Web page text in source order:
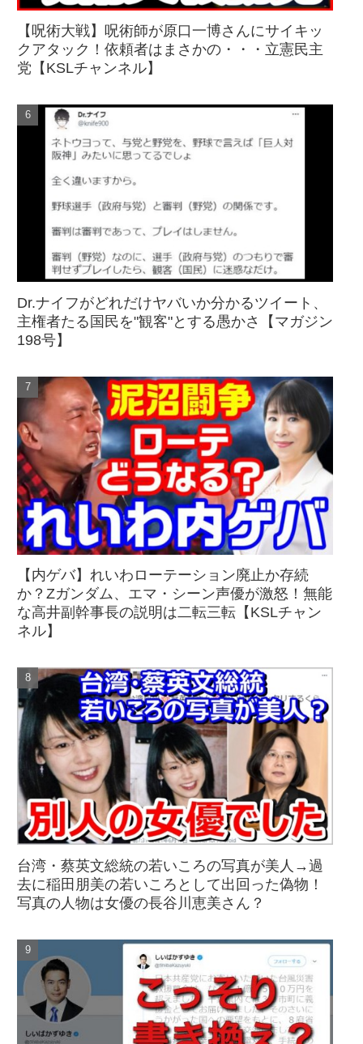
【呪術大戦】呪術師が原口一博さんにサイキッ
クアタック！依頼者はまさかの・・・立憲民主
党【KSLチャンネル】
Dr.ナイフがどれだけヤバいか分かるツイート、
主権者たる国民を"観客"とする愚かさ【マガジン
198号】
【内ゲバ】れいわローテーション廃止か存続
か？Zガンダム、エマ・シーン声優が激怒！無能
な高井副幹事長の説明は二転三転【KSLチャン
ネル】
台湾・蔡英文総統の若いころの写真が美人→過
去に稲田朋美の若いころとして出回った偽物！
写真の人物は女優の長谷川恵美さん？